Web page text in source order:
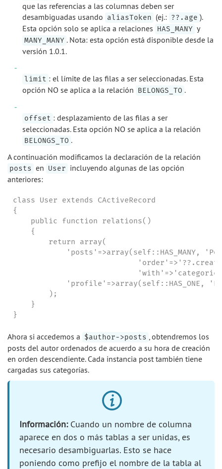
que las referencias a las columnas deben ser
desambiguadas usando aliasToken (ej.: ??.age ).
Esta opción solo se aplica a relaciones HAS_MANY y
MANY_MANY . Nota: esta opción está disponible desde la
versión 1.0.1.
limit : el límite de las filas a ser seleccionadas. Esta
opción NO se aplica a la relación BELONGS_TO .
offset : desplazamiento de las filas a ser
seleccionadas. Esta opción NO se aplica a la relación
BELONGS_TO .
A continuación modificamos la declaración de la relación
posts en User incluyendo algunas de las opción
anteriores:
class User extends CActiveRecord
{
    public function relations()
    {
        return array(
'posts'=>array(self::HAS_MANY,
'profile'=>array(self::HAS_ONE,
        );
    }
}
Ahora si accedemos a $author->posts
, obtendremos los
posts del autor ordenados de acuerdo a su hora de creación
en orden descendiente. Cada instancia post también tiene
cargadas sus categorías.
Información:Cuando un nombre de columna
aparece en dos o más tablas a ser unidas, es
necesario desambiguarlas. Esto se hace
poniendo como prefijo el nombre de la tabla al